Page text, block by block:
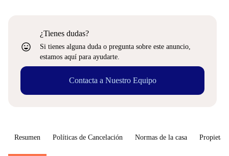
sentiment_very_satisfied
¿Tienes dudas?
Si tienes alguna duda o pregunta sobre este anuncio,
estamos aquí para ayudarte.
Contacta a Nuestro Equipo
Resumen Políticas de Cancelación Normas de la casa